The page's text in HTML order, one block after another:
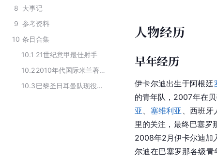
8 大事记
9 参考资料
10 条目合集
10.1 21世纪意甲最佳射手
10.2
2010年代国际米兰著名球员
10.3
巴黎圣日耳曼队现役教练和成员
人物经历
早年经历
伊卡尔迪出生于阿根廷
的青年队，2007年在
亚
塞维利亚
、西班
里的关注，最终巴塞罗
2008年2月伊卡尔迪加
尔迪在巴塞罗那各级